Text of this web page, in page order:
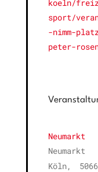
koeln/
sport/
-nimm-
peter-
Neumarkt
Neumarkt
Köln,